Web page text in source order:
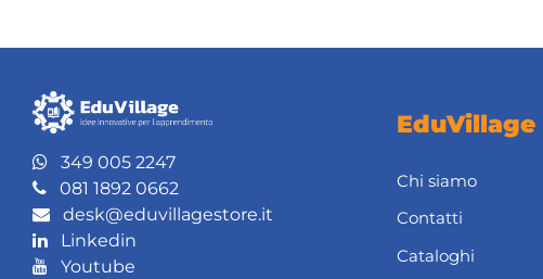
349 005 2247
081 1892 0662
desk@eduvillagestore.it
Linkedin
Youtube
EduVillage
Chi siamo
Contatti
Cataloghi